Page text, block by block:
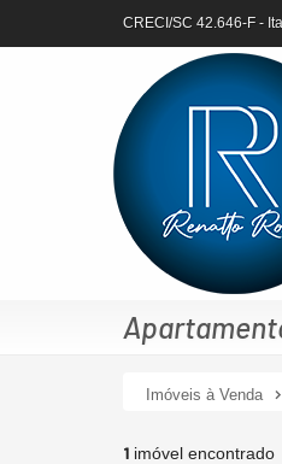
CRECI/SC 42.646-F -
Imóveis à Venda
1 imóvel encontrado